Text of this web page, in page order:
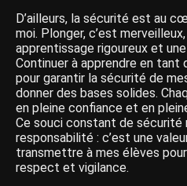
D’ailleurs, la sécurité est au
moi. Plonger, c’est
apprentissage rigoureux et
Continuer à apprendre en
pour garantir la sécurité de
donner des bases solides.
en pleine confiance et en
Ce souci constant de sécurité
responsabilité : c’est une
transmettre à mes élèves
respect et vigilance.